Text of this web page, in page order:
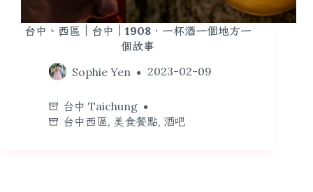
台中、西區｜台中｜1908．一杯酒一個地方一
個故事
Sophie Yen
2023-02-09
台中 Taichung
台中西區, 美食餐點, 酒吧